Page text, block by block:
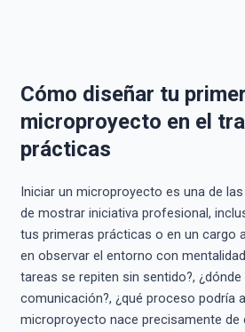
Cómo diseñar tu primer
microproyecto en el
prácticas
Iniciar un microproyecto es una de
de mostrar iniciativa profesional,
tus primeras prácticas o en un cargo
en observar el entorno con
tareas se repiten sin sentido?,
comunicación?, ¿qué proceso podría
microproyecto nace precisamente de